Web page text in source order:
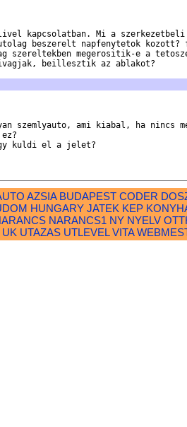
kapcsolatban. Mi a
beszerelt napfenytetok kozott?
szereltekben megerositik-e a
beillesztik az ablakot?
szemlyauto, ami kiabal, ha nincs
kuldi el a jelet?
AZSIA BUDAPEST CODER
HUNGARY JATEK KEP
NARANCS1 NY NYELV
UK UTAZAS UTLEVEL VITA